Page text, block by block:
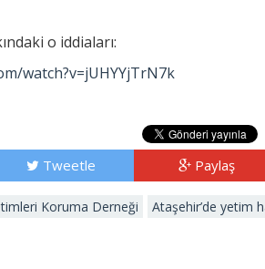
o iddiaları:
watch?v=jUHYYjTrN7k
Tweetle Paylaş
Koruma Derneği
Ataşehir’de yetim